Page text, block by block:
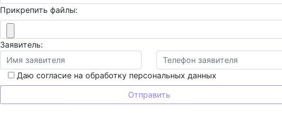
Прикрепить файлы:
Заявитель:
Даю согласие на обработку персональных данных